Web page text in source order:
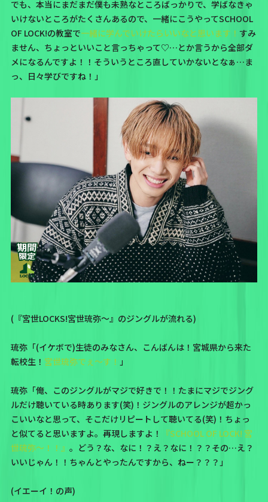
でも、本当にまだまだ僕も未熟なところばっかりで、学ばなきゃ
いけないところがたくさんあるので、一緒にこうやってSCHOOL
OF LOCK!の教室で一緒に学んでいけたらいいなと思います！ すみ
ません、ちょっといいこと言っちゃって♡…とか言うから全部ダ
メになるんですよ！！そういうところ直していかないとなぁ…ま
っ、日々学びですね！」
(『宮世LOCKS!宮世琉弥〜』のジングルが流れる)
琉弥「(イケボで)生徒のみなさん、こんばんは！宮城県から来た
転校生！ 宮世琉弥でぇ〜す！ 」
琉弥「俺、このジングルがマジで好きで！！たまにマジでジング
ルだけ聴いている時あります(笑)！ジングルのアレンジが超かっ
こいいなと思って、そこだけリピートして聴いてる(笑)！ちょっ
と似てると思いますよ。再現しますよ！
『SCHOOL OF LOCK! 宮
世琉弥〜！！』 。どう？な、なに！？え？なに！？？その…え？
いいじゃん！！ちゃんとやったんですから、ねー？？？」
(イエーイ！の声)